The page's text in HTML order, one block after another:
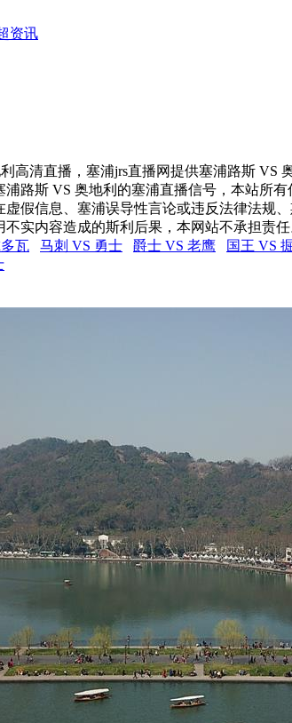
资讯
高清直播，塞浦jrs直播网提供塞浦路斯 VS
浦路斯 VS 奥地利的塞浦直播信号，本站所
假信息、塞浦误导性言论或违反法律法规
实内容造成的斯利后果，本网站不承担责
瓦 马刺 VS 勇士 爵士 VS 老鹰
国王 VS